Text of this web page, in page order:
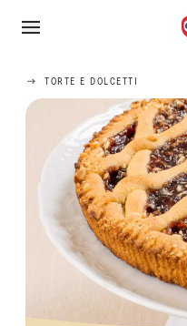
TORTE E DOLCETTI